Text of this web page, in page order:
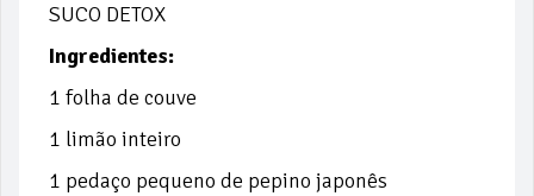
SUCO DETOX
Ingredientes:
1 folha de couve
1 limão inteiro
1 pedaço pequeno de pepino japonês